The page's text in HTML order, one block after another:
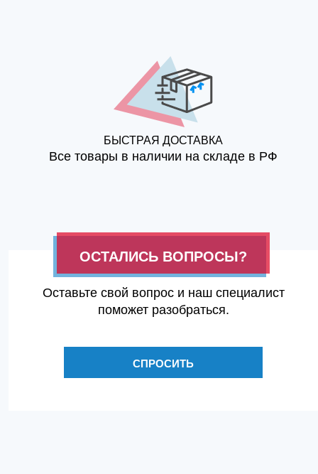
БЫСТРАЯ ДОСТАВКА
Все товары в наличии на складе в РФ
ОСТАЛИСЬ ВОПРОСЫ?
Оставьте свой вопрос и наш специалист
поможет разобраться.
СПРОСИТЬ